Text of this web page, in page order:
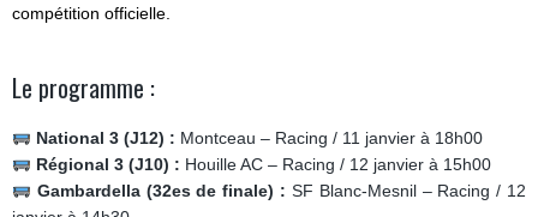
compétition officielle.
Le programme :
National 3 (J12) : Montceau – Racing / 11 janvier à 18h00
Régional 3 (J10) : Houille AC – Racing / 12 janvier à 15h00
Gambardella (32es de finale) : SF Blanc-Mesnil – Racing / 12